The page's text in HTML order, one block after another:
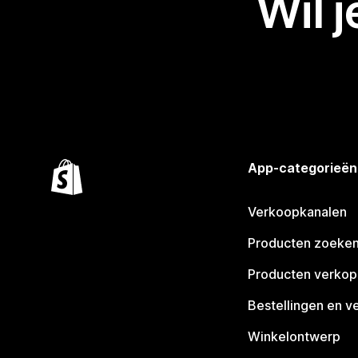
Wil
App-categorieën
Verkoopkanalen
Producten zoeken
Producten
Bestellingen en
Winkelontwerp